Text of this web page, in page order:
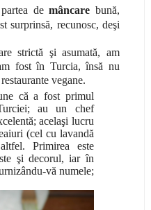
demâncare bună,
surprinsă, recunosc, deşi
strictă şi asumată, am
fost în Turcia, însă nu
vegane.
că a fost primul
au un chef
acelaşi lucru
(cel cu lavandă
Primirea este
şi decorul, iar în
vă numele;